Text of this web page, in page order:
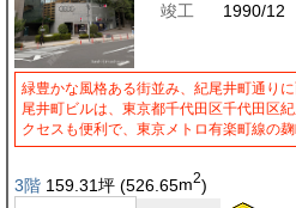
竣工
1990/12
緑豊かな風格ある街並み、紀尾井町通り
尾井町ビルは、東京都千代田区千代田区
クセスも便利で、東京メトロ有楽町線の
3階 159.31坪 (526.65m2)